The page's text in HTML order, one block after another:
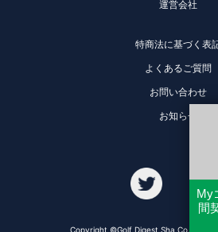
運営会社
特商法に基づく表
よくあるご質問
お問い合わせ
お知らせ
Copyright ©Golf Digest Sha Co., Ltd.